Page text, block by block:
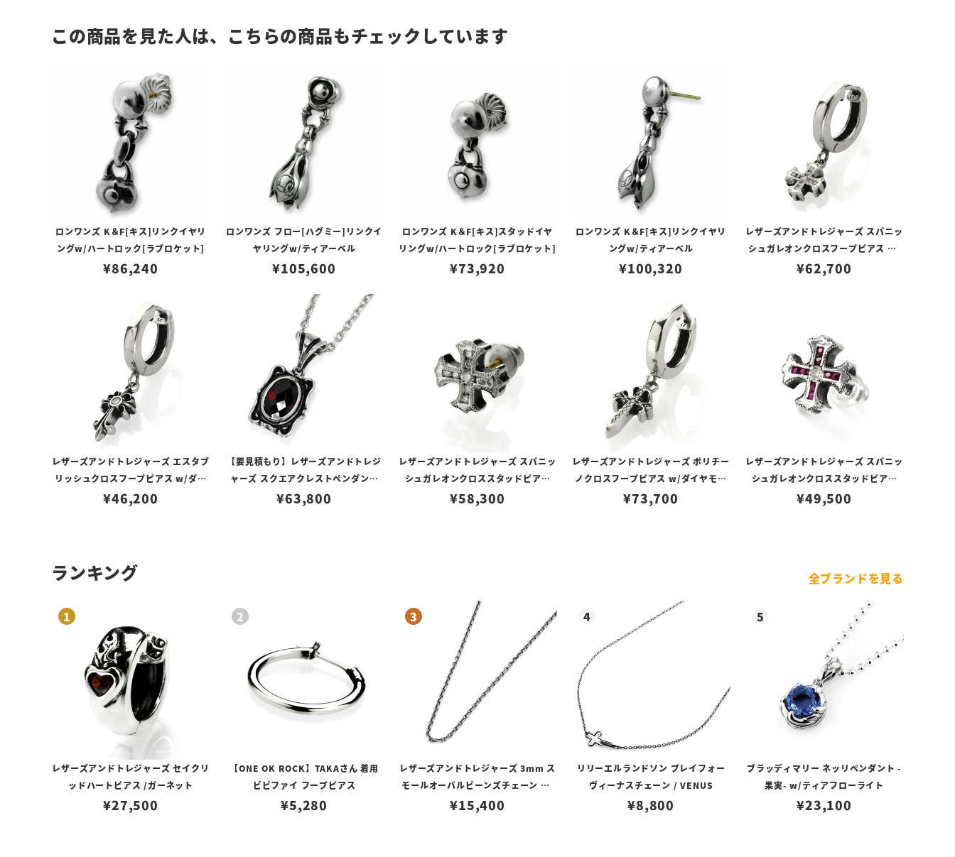
この商品を見た人は、こちらの商品もチェックしています
ロンワンズ K＆F[キス]リンクイヤリ
ングw/ハートロック[ラブロケット]
¥86,240
ロンワンズ フロー[ハグミー]リンクイ
ヤリングw/ティアーベル
¥105,600
ロンワンズ K＆F[キス]スタッドイヤ
リングw/ハートロック[ラブロケット]
¥73,920
ロンワンズ K＆F[キス]リンクイヤリ
ングw/ティアーベル
¥100,320
レザーズアンドトレジャーズ スパニッ
シュガレオンクロスフープピアス w/
ダイヤモンド/ダイヤモンド
¥62,700
レザーズアンドトレジャーズ エスタブ
リッシュクロスフープピアス w/ダイ
ヤモンド
¥46,200
【要見積もり】レザーズアンドトレジ
ャーズ スクエアクレストペンダント
（プレーン） w/ガーネット（カッ
¥63,800
レザーズアンドトレジャーズ スパニッ
シュガレオンクロススタッドピアス
w/ダイヤモンド/ダイヤモンド
¥58,300
レザーズアンドトレジャーズ ポリチー
ノクロスフープピアス w/ダイヤモン
ド
¥73,700
レザーズアンドトレジャーズ スパニッ
シュガレオンクロススタッドピアス
w/ダイヤモンド/ルビー
¥49,500
ランキング 全ブランドを見る
レザーズアンドトレジャーズ セイクリ
ッドハートピアス /ガーネット
¥27,500
【ONE OK ROCK】TAKAさん 着用
ビビファイ フープピアス
¥5,280
レザーズアンドトレジャーズ 3mm ス
モールオーバルビーンズチェーン w/
ロブスタークラスプ＆LTロゴプレート
¥15,400
リリーエルランドソン プレイフォー
ヴィーナスチェーン / VENUS
¥8,800
ブラッディマリー ネッリペンダント -
果実- w/ティアフローライト
¥23,100